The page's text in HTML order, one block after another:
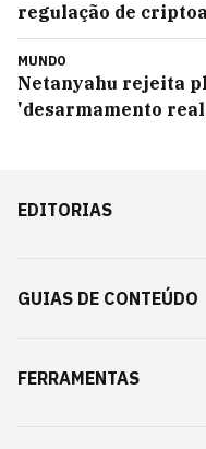
regulação de
MUNDO
Netanyahu rejeita
'desarmamento
EDITORIAS
GUIAS DE CONTEÚDO
FERRAMENTAS